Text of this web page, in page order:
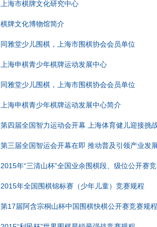
上海市棋牌文化研究中心
棋牌文化博物馆简介
同雅堂少儿围棋，上海市围棋协会会员单位
上海申棋青少年棋牌运动发展中心
同雅堂少儿围棋，上海市围棋协会会员单位
上海申棋青少年棋牌运动发展中心简介
第四届全国智力运动会开幕 上海体育健儿迎接挑
第三届全国智运会开幕在即 推动普及引领产业发
2015年“三清山杯”全国业余围棋段、级位公开赛
2015年全国围棋锦标赛（少年儿童）竞赛规程
第17届阿含宗桐山杯中国围棋快棋公开赛竞赛规程